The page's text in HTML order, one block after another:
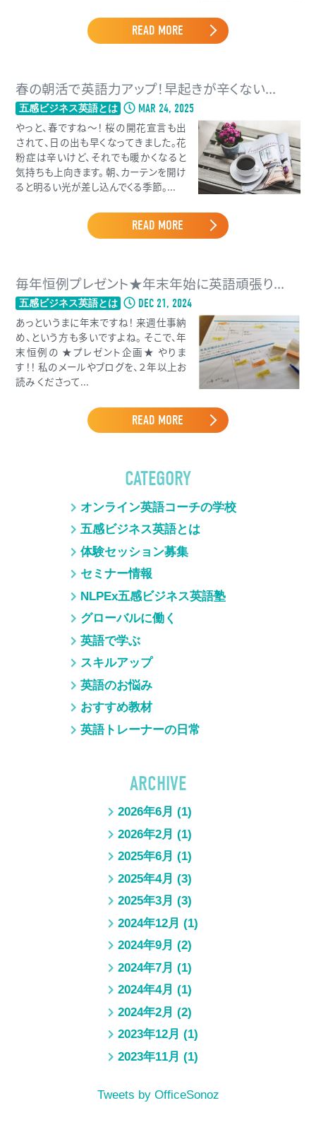
READ MORE
春の朝活で英語力アップ！早起きが辛くない...
五感ビジネス英語とは MAR 24, 2025
やっと、春ですね〜！ 桜の開花宣言も出
されて、日の出も早くなってきました。花
粉症は辛いけど、それでも暖かくなると
気持ちも上向きます。 朝、カーテンを開け
ると明るい光が差し込んでくる季節。...
READ MORE
毎年恒例プレゼント★年末年始に英語頑張り...
五感ビジネス英語とは DEC 21, 2024
あっというまに年末ですね！ 来週仕事納
め、という方も多いですよね。 そこで、年
末恒例の ★プレゼント企画★ やりま
す！！ 私のメールやブログを、２年以上お
読み くださって...
READ MORE
CATEGORY
オンライン英語コーチの学校
五感ビジネス英語とは
体験セッション募集
セミナー情報
NLPEx五感ビジネス英語塾
グローバルに働く
英語で学ぶ
スキルアップ
英語のお悩み
おすすめ教材
英語トレーナーの日常
ARCHIVE
2026年6月 (1)
2026年2月 (1)
2025年6月 (1)
2025年4月 (3)
2025年3月 (3)
2024年12月 (1)
2024年9月 (2)
2024年7月 (1)
2024年4月 (1)
2024年2月 (2)
2023年12月 (1)
2023年11月 (1)
Tweets by OfficeSonoz